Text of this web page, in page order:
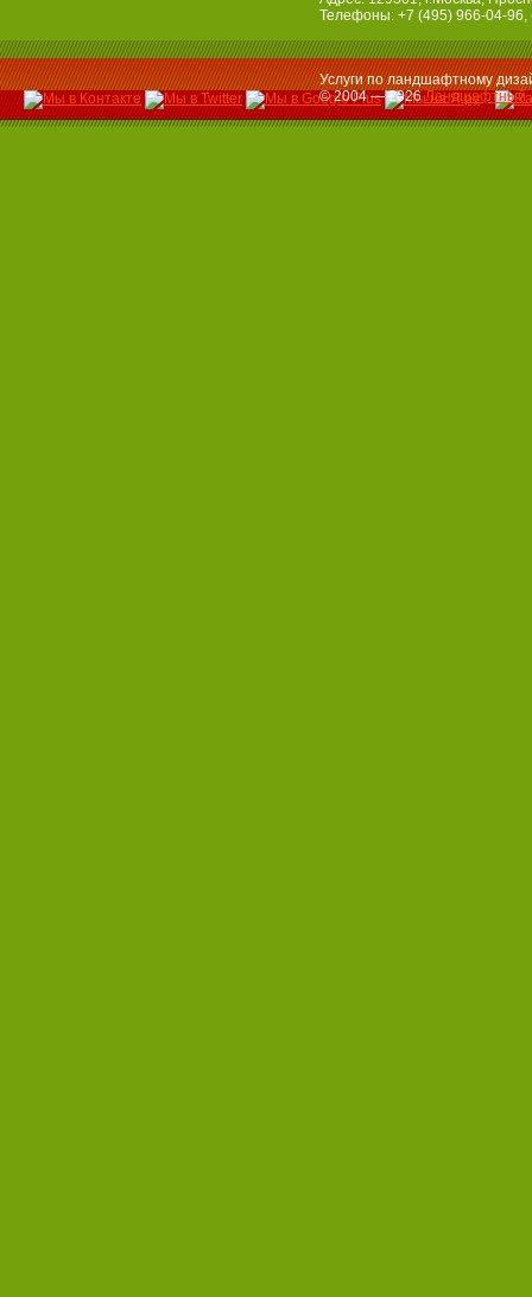
Телефоны: +7 (495) 966-04-96,
Услуги по ландшафтному
© 2004 — 2026Ландшафтный